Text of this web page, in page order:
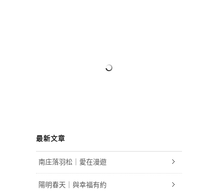
最新文章
南庄落羽松｜愛在漫遊
陽明春天｜與幸福有約